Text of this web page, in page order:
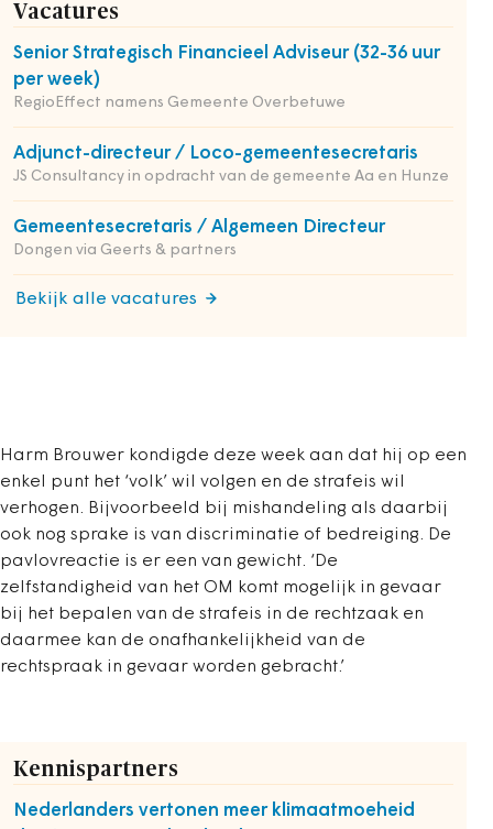
Vacatures
Senior Strategisch Financieel Adviseur (32-36 uur
per week)
RegioEffect namens Gemeente Overbetuwe
Adjunct-directeur / Loco-gemeentesecretaris
JS Consultancy in opdracht van de gemeente Aa en Hunze
Gemeentesecretaris / Algemeen Directeur
Dongen via Geerts & partners
Bekijk alle vacatures
Harm Brouwer kondigde deze week aan dat hij op een
enkel punt het ‘volk’ wil volgen en de strafeis wil
verhogen. Bijvoorbeeld bij mishandeling als daarbij
ook nog sprake is van discriminatie of bedreiging. De
pavlovreactie is er een van gewicht. ‘De
zelfstandigheid van het OM komt mogelijk in gevaar
bij het bepalen van de strafeis in de rechtzaak en
daarmee kan de onafhankelijkheid van de
rechtspraak in gevaar worden gebracht.’
Kennispartners
Nederlanders vertonen meer klimaatmoeheid